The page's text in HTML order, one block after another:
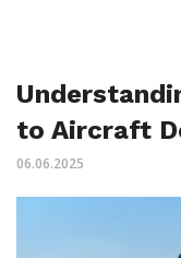
to Aircraft
06.06.2025